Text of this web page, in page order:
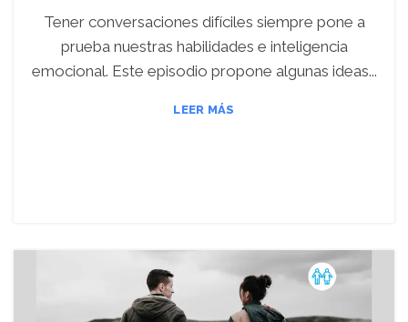
Tener conversaciones difíciles siempre pone a
prueba nuestras habilidades e inteligencia
emocional. Este episodio propone algunas ideas...
LEER MÁS